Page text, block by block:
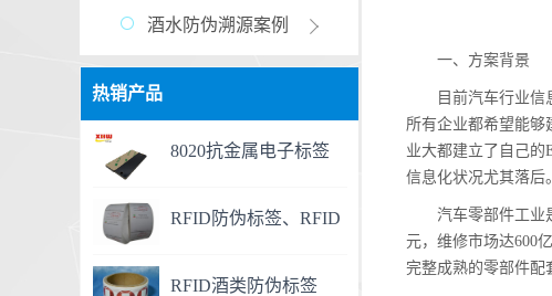
酒水防伪溯源案例
热销产品
8020抗金属电子标签
RFID防伪标签、RFID
RFID酒类防伪标签
一、方案背景
目前汽车行业
所有企业都希望能够
业大都建立了自己的
信息化状况尤其落后
汽车零部件工业
元，维修市场达600
完整成熟的零部件配